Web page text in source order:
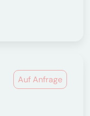
Auf Anfrage